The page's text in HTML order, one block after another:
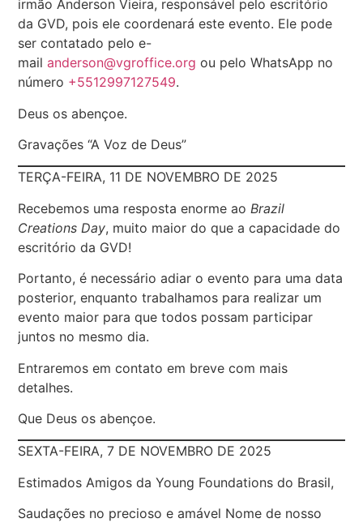
irmão Anderson Vieira, responsável pelo escritório
da GVD, pois ele coordenará este evento. Ele pode
ser contatado pelo e-
mailanderson@vgroffice.org ou pelo WhatsApp no
número +5512997127549.
Deus os abençoe.
Gravações “A Voz de Deus”
TERÇA-FEIRA, 11 DE NOVEMBRO DE 2025
Recebemos uma resposta enorme ao Brazil
Creations Day, muito maior do que a capacidade do
escritório da GVD!
Portanto, é necessário adiar o evento para uma data
posterior, enquanto trabalhamos para realizar um
evento maior para que todos possam participar
juntos no mesmo dia.
Entraremos em contato em breve com mais
detalhes.
Que Deus os abençoe.
SEXTA-FEIRA, 7 DE NOVEMBRO DE 2025
Estimados Amigos da Young Foundations do Brasil,
Saudações no precioso e amável Nome de nosso